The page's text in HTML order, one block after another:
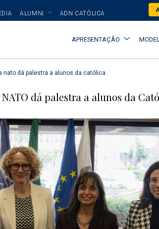
to
ALUMNI ADN CATÓLICA
Main
navigation
APRESENTAÇÃO
nato dá palestra a alunos da católica
dá palestra a alunos da